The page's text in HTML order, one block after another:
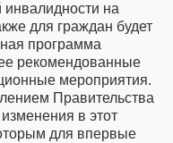
на
для граждан будет
программа
рекомендованные
мероприятия.
Правительства
в этот
для впервые